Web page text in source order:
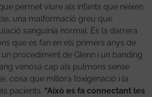
permet viure als infants que neixen
una malformació greu que
sanguínia normal. És la darrera
que es fan en els primers anys de
procediment de Glenn i un banding
venosa cap als pulmons sense
cosa que millora l’oxigenació i la
pacients. “Això es fa connectant les